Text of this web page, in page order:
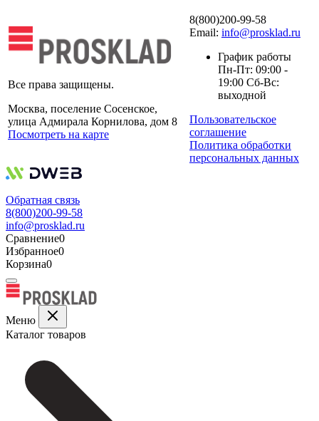
Все права защищены.
Москва, поселение Сосенское,
улица Адмирала Корнилова, дом 8
Посмотреть на карте
8(800)200-99-58
Email: info@prosklad.ru
График работы
Пн-Пт: 09:00 -
19:00 Сб-Вс:
выходной
Пользовательское
соглашение
Политика обработки
персональных данных
Обратная связь
8(800)200-99-58
info@prosklad.ru
Сравнение0
Избранное0
Корзина0
Меню
Каталог товаров